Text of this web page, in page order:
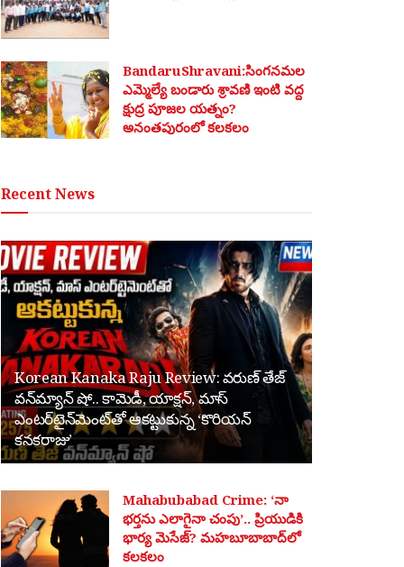
BandaruShravani:సింగనమల
ఎమ్మెల్యే బండారు శ్రావణి ఇంటి వద్ద
క్షుద్ర పూజల యత్నం?
అనంతపురంలో కలకలం
Recent News
Korean Kanaka Raju Review: వరుణ్ తేజ్
వన్‌మ్యాన్ షో.. కామెడీ, యాక్షన్, మాస్
ఎంటర్‌టైన్‌మెంట్‌తో ఆకట్టుకున్న ‘కొరియన్
కనకరాజు’
Mahabubabad Crime: ‘నా
భర్తను ఎలాగైనా చంపు’.. ప్రియుడికి
భార్య మెసేజ్? మహబూబాబాద్‌లో
కలకలం